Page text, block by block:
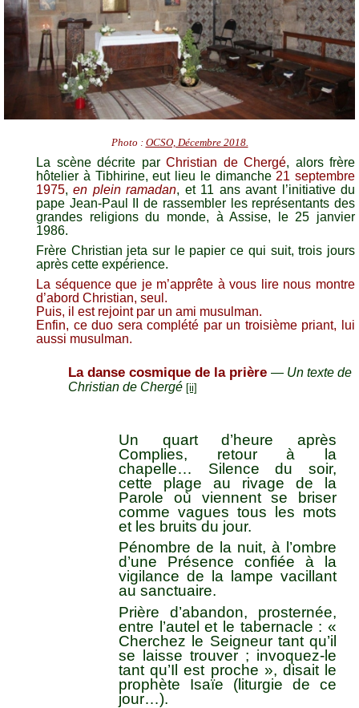
Photo : OCSO, Décembre 2018.
La scène décrite par Christian de Chergé, alors frère
hôtelier à Tibhirine, eut lieu le dimanche 21 septembre
1975,en plein ramadan, et 11 ans avant l’initiative du
pape Jean-Paul II de rassembler les représentants des
grandes religions du monde, à Assise, le 25 janvier
1986.
Frère Christian jeta sur le papier ce qui suit, trois jours
après cette expérience.
La séquence que je m’apprête à vous lire nous montre
d’abord Christian, seul.
Puis, il est rejoint par un ami musulman.
Enfin, ce duo sera complété par un troisième priant, lui
aussi musulman.
La danse cosmique de la prière — Un texte de
Christian de Chergé [ii]
Un quart d’heure après
Complies, retour à la
chapelle… Silence du soir,
cette plage au rivage de la
Parole où viennent se briser
comme vagues tous les mots
et les bruits du jour.
Pénombre de la nuit, à l’ombre
d’une Présence confiée à la
vigilance de la lampe vacillant
au sanctuaire.
Prière d’abandon, prosternée,
entre l’autel et le tabernacle : «
Cherchez le Seigneur tant qu’il
se laisse trouver ; invoquez-le
tant qu’Il est proche », disait le
prophète Isaïe (liturgie de ce
jour…).